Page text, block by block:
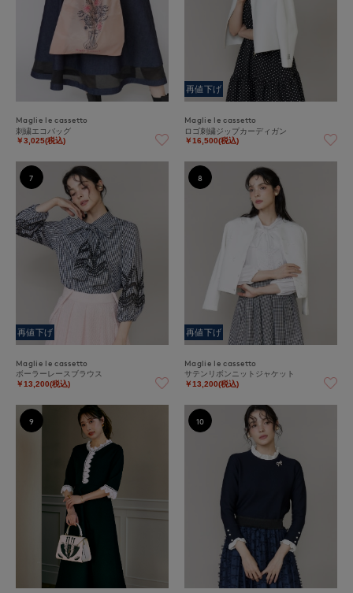
Maglie le cassetto
刺繍エコバッグ
￥3,025(税込)
再値下げ
Maglie le cassetto
ロゴ刺繍ジップカーディガン
￥16,500(税込)
再値下げ
Maglie le cassetto
ボーラーレースブラウス
￥13,200(税込)
7
再値下げ
Maglie le cassetto
サテンリボンニットジャケット
￥13,200(税込)
8
9 10